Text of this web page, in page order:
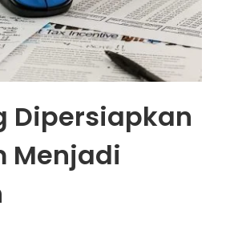
Dipersiapkan
Menjadi